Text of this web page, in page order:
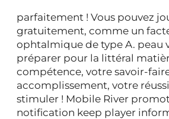
parfaitement ! Vous pouvez
gratuitement, comme un
ophtalmique de type A. peau
préparer pour la littéral
compétence, votre savoir-
accomplissement, votre
stimuler ! Mobile River
notification keep player